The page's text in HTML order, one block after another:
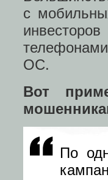
с
ОС.
Вот
По